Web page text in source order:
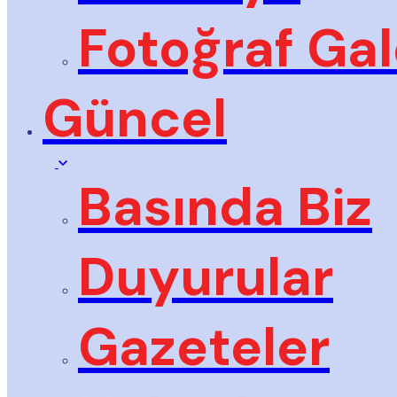
Fotoğraf
Güncel
Basında Biz
Duyurular
Gazeteler